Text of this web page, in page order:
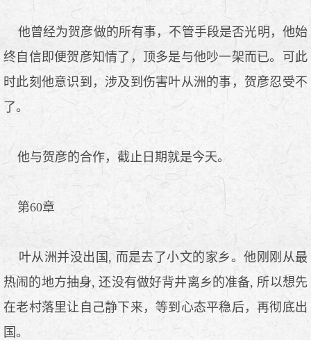
他曾经为贺彦做的所有事，不管手段是否光明，他始
终自信即便贺彦知情了，顶多是与他吵一架而已。可此
时此刻他意识到，涉及到伤害叶从洲的事，贺彦忍受不
了。
他与贺彦的合作，截止日期就是今天。
第60章
叶从洲并没出国, 而是去了小文的家乡。他刚刚从最
热闹的地方抽身, 还没有做好背井离乡的准备, 所以想先
在老村落里让自己静下来，等到心态平稳后，再彻底出
国。